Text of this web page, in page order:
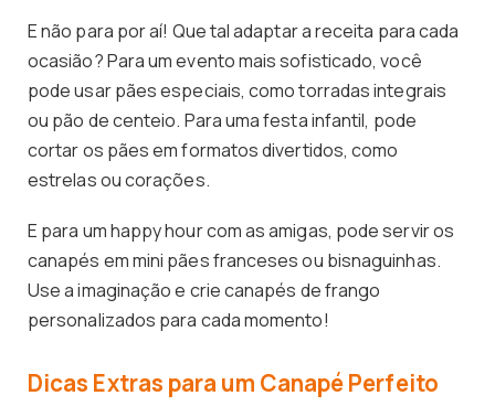
E não para por aí! Que tal adaptar a receita para cada
ocasião? Para um evento mais sofisticado, você
pode usar pães especiais, como torradas integrais
ou pão de centeio. Para uma festa infantil, pode
cortar os pães em formatos divertidos, como
estrelas ou corações.
E para um happy hour com as amigas, pode servir os
canapés em mini pães franceses ou bisnaguinhas.
Use a imaginação e crie canapés de frango
personalizados para cada momento!
Dicas Extras para um Canapé Perfeito